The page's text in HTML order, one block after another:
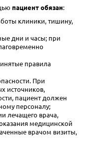
пациент обязан:
клиники, тишину,
дни и часы; при
правила
При
источников,
пациент должен
персоналу;
лечащего врача,
медицинской
врачом визиты,